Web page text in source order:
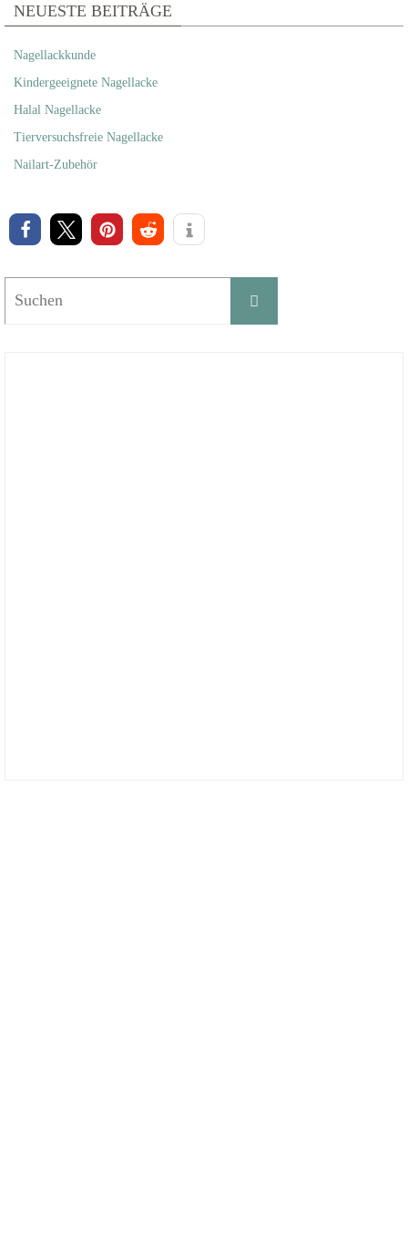
NEUESTE BEITRÄGE
Nagellackkunde
Kindergeeignete Nagellacke
Halal Nagellacke
Tierversuchsfreie Nagellacke
Nailart-Zubehör